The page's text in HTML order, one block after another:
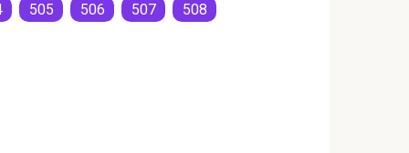
505 506 507 508